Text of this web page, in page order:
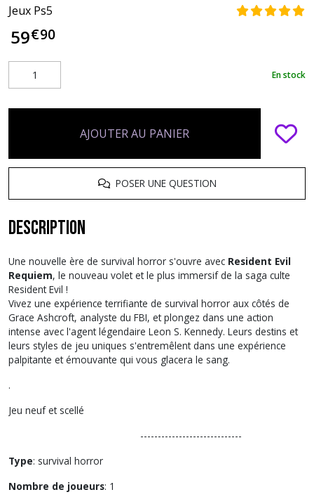
Jeux Ps5
59€90
En stock
AJOUTER AU PANIER
POSER UNE QUESTION
Description
Une nouvelle ère de survival horror s'ouvre avec Resident Evil
Requiem, le nouveau volet et le plus immersif de la saga culte
Resident Evil !
Vivez une expérience terrifiante de survival horror aux côtés de
Grace Ashcroft, analyste du FBI, et plongez dans une action
intense avec l'agent légendaire Leon S. Kennedy. Leurs destins et
leurs styles de jeu uniques s'entremêlent dans une expérience
palpitante et émouvante qui vous glacera le sang.
.
Jeu neuf et scellé
-----------------------------
Type: survival horror
Nombre de joueurs: 1